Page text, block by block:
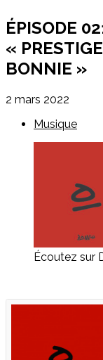
ÉPISODE
«
BONNIE »
2 mars 2022
Musique
Écoutez sur